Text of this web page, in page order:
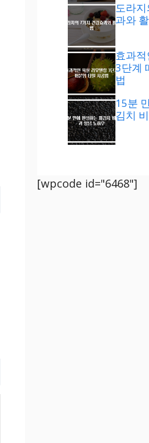
도라
과와
효과
3단계
법
15분
김치
[wpcode id="6468"]